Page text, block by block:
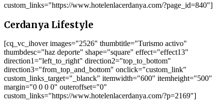
custom_links="https://www.hotelenlacerdanya.com/?page_id=840"]
Cerdanya Lifestyle
[cq_vc_ihover images="2526" thumbtitle="Turismo activo"
thumbdesc="haz deporte" shape="square" effect="effect13"
direction1="left_to_right" direction2="top_to_bottom"
direction3="from_top_and_bottom" onclick="custom_link"
custom_links_target="_blanck" itemwidth="600" itemheight="500"
margin="0 0 0 0" outeroffset="0"
custom_links="https://www.hotelenlacerdanya.com/?p=2169"]